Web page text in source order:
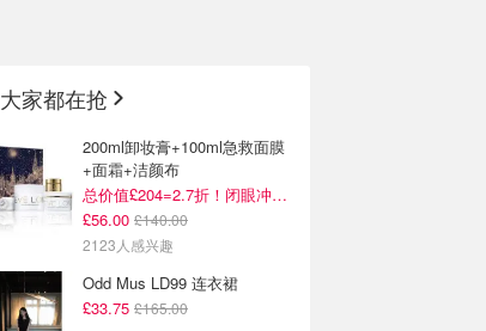
大家都在抢
200ml卸妆膏+100ml急救面膜
+面霜+洁颜布
总价值£204=2.7折！闭眼冲这套！
£56.00 £140.00
2123人感兴趣
Odd Mus LD99 连衣裙
£33.75 £165.00